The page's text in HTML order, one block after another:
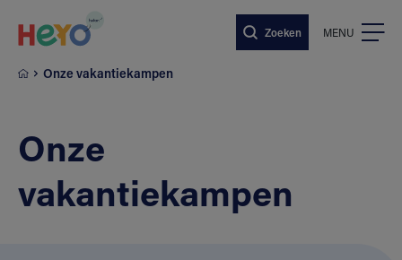
Zoeken MENU
Onze vakantiekampen
Onze
vakantiekampen